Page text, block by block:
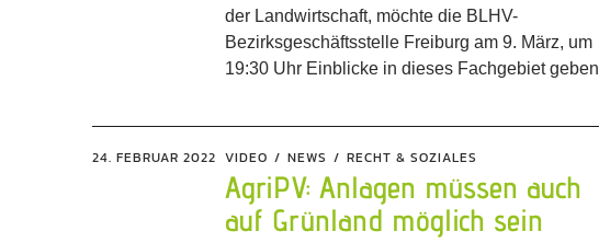
der Landwirtschaft, möchte die BLHV-
Bezirksgeschäftsstelle Freiburg am 9. März, um
19:30 Uhr Einblicke in dieses Fachgebiet geben
24. FEBRUAR 2022 VIDEO NEWS RECHT & SOZIALES
AgriPV: Anlagen müssen auch
auf Grünland möglich sein